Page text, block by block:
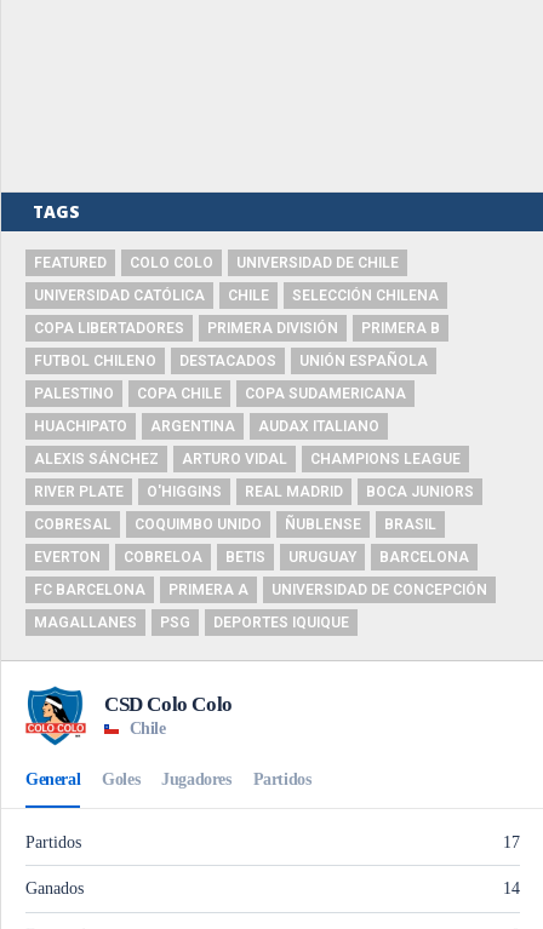
TAGS
FEATURED COLO COLO
UNIVERSIDAD DE CHILE
UNIVERSIDAD CATÓLICA
CHILE
SELECCIÓN CHILENA
COPA LIBERTADORES
PRIMERA DIVISIÓN
PRIMERA B
FUTBOL CHILENO
DESTACADOS
UNIÓN ESPAÑOLA
PALESTINO
COPA CHILE
COPA SUDAMERICANA
HUACHIPATO
ARGENTINA
AUDAX ITALIANO
ALEXIS SÁNCHEZ
ARTURO VIDAL
CHAMPIONS LEAGUE
RIVER PLATE
O'HIGGINS REAL MADRID
BOCA JUNIORS
COBRESAL
COQUIMBO UNIDO ÑUBLENSE
BRASIL
EVERTON
COBRELOA BETIS URUGUAY
BARCELONA
FC BARCELONA
PRIMERA A
UNIVERSIDAD DE CONCEPCIÓN
MAGALLANES
PSG DEPORTES IQUIQUE